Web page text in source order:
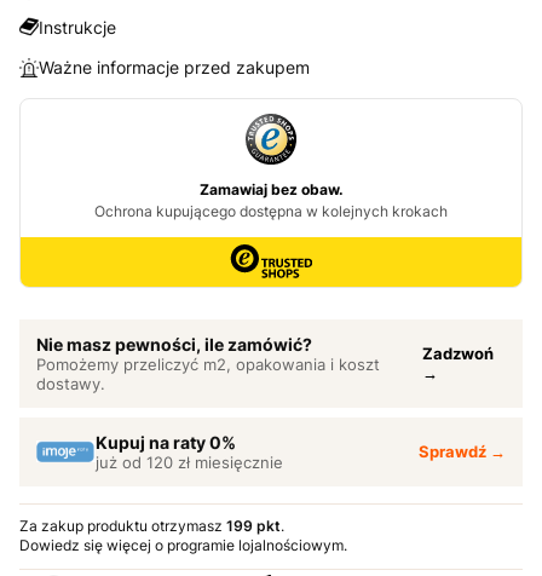
Instrukcje
Ważne informacje przed zakupem
Nie masz pewności, ile zamówić?
Pomożemy przeliczyć m2, opakowania i koszt
dostawy.
Zadzwoń
→
Kupuj na raty 0%
już od 120 zł miesięcznie
Sprawdź →
Za zakup produktu otrzymasz 199 pkt.
Dowiedz się więcej o programie lojalnościowym.